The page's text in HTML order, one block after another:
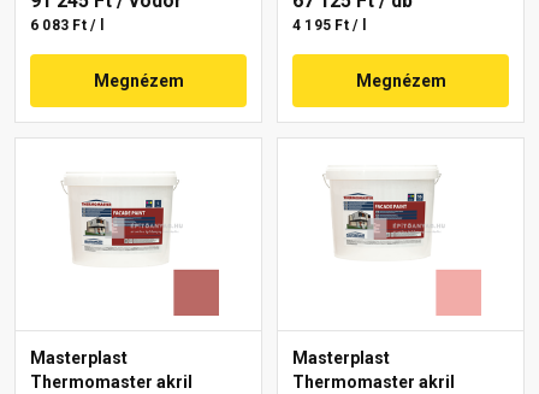
6 083 Ft / l
Megnézem
4 195 Ft / l
Megnézem
Masterplast
Thermomaster akril
Masterplast
Thermomaster akril